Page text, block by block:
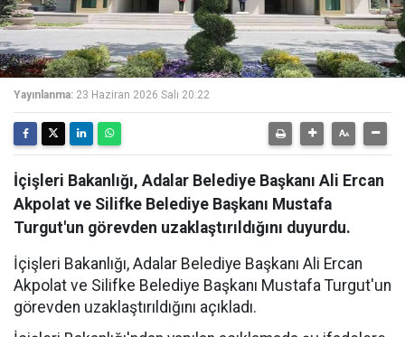
Yayınlanma: 23 Haziran 2026 Salı 20:22
İçişleri Bakanlığı, Adalar Belediye Başkanı Ali Ercan
Akpolat ve Silifke Belediye Başkanı Mustafa
Turgut'un görevden uzaklaştırıldığını duyurdu.
İçişleri Bakanlığı, Adalar Belediye Başkanı Ali Ercan
Akpolat ve Silifke Belediye Başkanı Mustafa Turgut'un
görevden uzaklaştırıldığını açıkladı.